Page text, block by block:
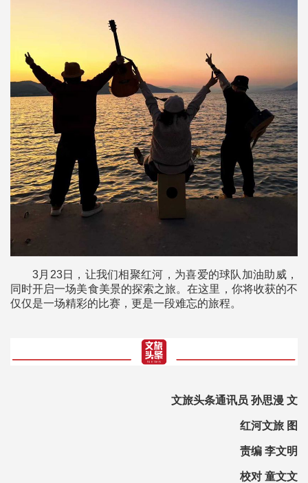
3月23日，让我们相聚红河，为喜爱的球队加油助威，
同时开启一场美食美景的探索之旅。在这里，你将收获的不
仅仅是一场精彩的比赛，更是一段难忘的旅程。
文旅头条通讯员 孙思漫 文
红河文旅 图
责编 李文明
校对 童文文